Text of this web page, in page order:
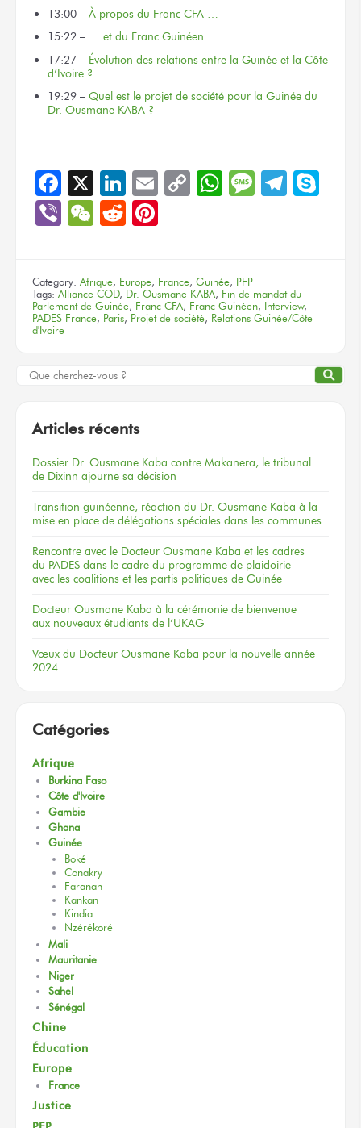
13:00 –À propos du Franc CFA …
15:22 – … et du Franc Guinéen
17:27 – Évolution des relations entre la Guinée et la Côte
d’Ivoire ?
19:29 –Quel est le projet de société pour la Guinée du
Dr. Ousmane KABA ?
Facebook
X LinkedIn
EmailCopyWhatsApp
Message
ViberWeChat
Reddit
Category: Afrique, Europe, France, Guinée, PFP
Tags: Alliance COD, Dr. Ousmane KABA, Fin de mandat du
Parlement de Guinée, Franc CFA, Franc Guinéen, Interview,
PADES France, Paris, Projet de société, Relations Guinée/Côte
d'Ivoire
Articles récents
Dossier Dr. Ousmane Kaba contre Makanera, le tribunal
de Dixinn ajourne sa décision
Transition guinéenne, réaction du Dr. Ousmane Kaba à la
mise en place de délégations spéciales dans les communes
Rencontre avec le Docteur Ousmane Kaba et les cadres
du PADES dans le cadre du programme de plaidoirie
avec les coalitions et les partis politiques de Guinée
Docteur Ousmane Kaba à la cérémonie de bienvenue
aux nouveaux étudiants de l’UKAG
Vœux du Docteur Ousmane Kaba pour la nouvelle année
2024
Catégories
Afrique
Burkina Faso
Côte d'Ivoire
Gambie
Ghana
Guinée
Boké
Conakry
Faranah
Kankan
Kindia
Nzérékoré
Mali
Mauritanie
Niger
Sahel
Sénégal
Chine
Éducation
Europe
France
Justice